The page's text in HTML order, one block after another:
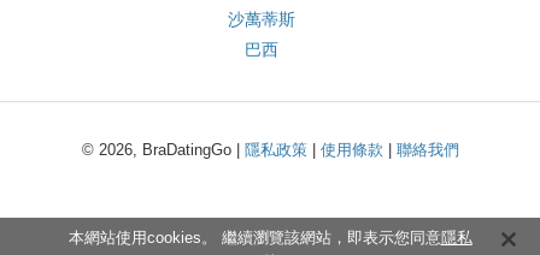
沙萬蒂斯
巴西
© 2026, BraDatingGo | 隱私政策| 使用條款 聯絡我們
本網站使用cookies。 繼續瀏覽該網站，即表示您同意隱私